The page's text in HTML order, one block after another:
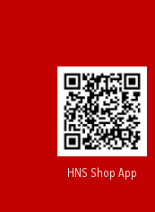
HNS Shop App